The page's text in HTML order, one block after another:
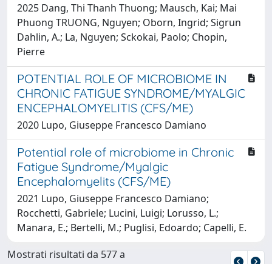
2025 Dang, Thi Thanh Thuong; Mausch, Kai; Mai
Phuong TRUONG, Nguyen; Oborn, Ingrid; Sigrun
Dahlin, A.; La, Nguyen; Sckokai, Paolo; Chopin,
Pierre
POTENTIAL ROLE OF MICROBIOME IN
CHRONIC FATIGUE SYNDROME/MYALGIC
ENCEPHALOMYELITIS (CFS/ME)
2020 Lupo, Giuseppe Francesco Damiano
Potential role of microbiome in Chronic
Fatigue Syndrome/Myalgic
Encephalomyelits (CFS/ME)
2021 Lupo, Giuseppe Francesco Damiano;
Rocchetti, Gabriele; Lucini, Luigi; Lorusso, L.;
Manara, E.; Bertelli, M.; Puglisi, Edoardo; Capelli, E.
Mostrati risultati da 577 a